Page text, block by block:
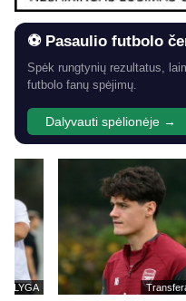
⚽ Pasaulio futbolo
Spėk rungtynių rezultatus,
futbolo fanų spėjimų.
Dalyvauti spėlionėje →
LYGA